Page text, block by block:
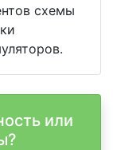
схемы
или